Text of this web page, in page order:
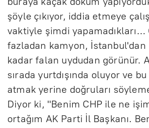
şöyle çıkıyor, iddia etmeye
vaktiyle şimdi yapamadıkları...
fazladan kamyon, İstanbul'dan
kadar falan uydudan görünür.
sırada yurtdışında oluyor ve
atmak yerine doğruları
Diyor ki, "Benim CHP ile ne
ortağım AK Parti İl Başkanı.